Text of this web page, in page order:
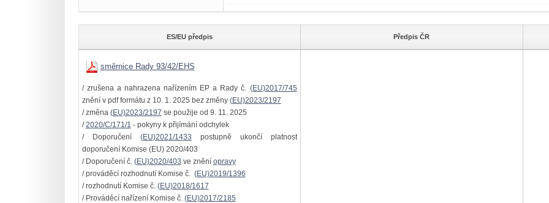
ES/EU předpis Předpis ČR
směrnice Rady 93/42/EHS
/ zrušena a nahrazena nařízením EP a Rady č. (EU)2017/745
znění v pdf formátu z 10. 1. 2025 bez změny (EU)2023/2197
/ změna (EU)2023/2197 se použije od 9. 11. 2025
/2020/C/171/1 - pokyny k přijímání odchylek
/ Doporučení (EU)2021/1433 postupně ukončí platnost
doporučení Komise (EU) 2020/403
/ Doporučení č. (EU)2020/403 ve znění opravy
/ prováděcí rozhodnutí Komise č. (EU)2019/1396
/ rozhodnutí Komise č. (EU)2018/1617
/ Prováděcí nařízení Komise č. (EU)2017/2185